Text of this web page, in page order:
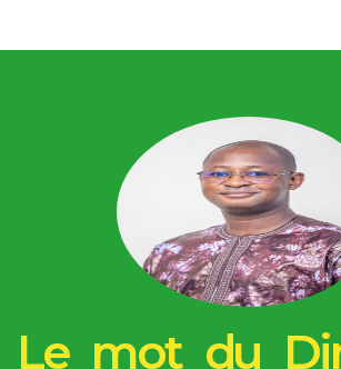
Le mot du